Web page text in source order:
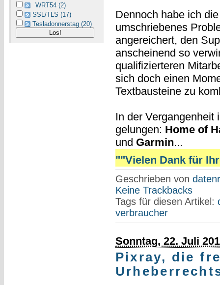
WRT54 (2)
SSL/TLS (17)
Tesladonnerstag (20)
Dennoch habe ich
umschriebenes
angereichert, den
anscheinend so
qualifizierteren
sich doch einen
Textbausteine zu
In der Vergangenheit
gelungen: Home of
und Garmin...
""Vielen Dank für
Geschrieben von
Keine Trackbacks
Tags für diesen Artikel:
verbraucher
Sonntag, 22. Juli
Pixray, die